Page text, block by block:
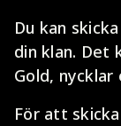
Du kan
din klan. Det
Gold, nycklar
För att